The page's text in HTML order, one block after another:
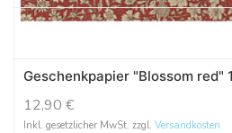
Geschenkpapier "Blossom red"
12,90 €
Inkl. gesetzlicher MwSt. zzgl. Versandkosten